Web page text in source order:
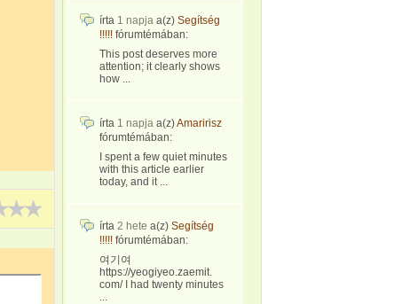
írta 1 napja a(z) Segítség
!!!!! fórumtémában:
This post deserves more
attention; it clearly shows
how ...
írta 1 napja a(z)Amaririsz
fórumtémában:
I spent a few quiet minutes
with this article earlier
today, and it ...
írta 2 hete a(z) Segítség
!!!!! fórumtémában:
여기여
https://yeogiyeo.zaemit.
com/ I had twenty minutes
...